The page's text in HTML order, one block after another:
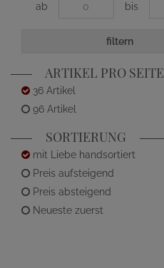
ab bis
filtern
ARTIKEL PRO SEITE
36 Artikel
96 Artikel
SORTIERUNG
mit Liebe handsortiert
Preis aufsteigend
Preis absteigend
Neueste zuerst